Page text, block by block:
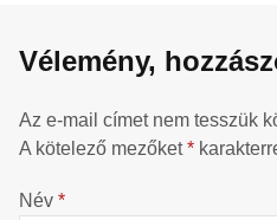
Vélemény,
Az e-mail címet nem tesszük
A kötelező mezőket*
Név *